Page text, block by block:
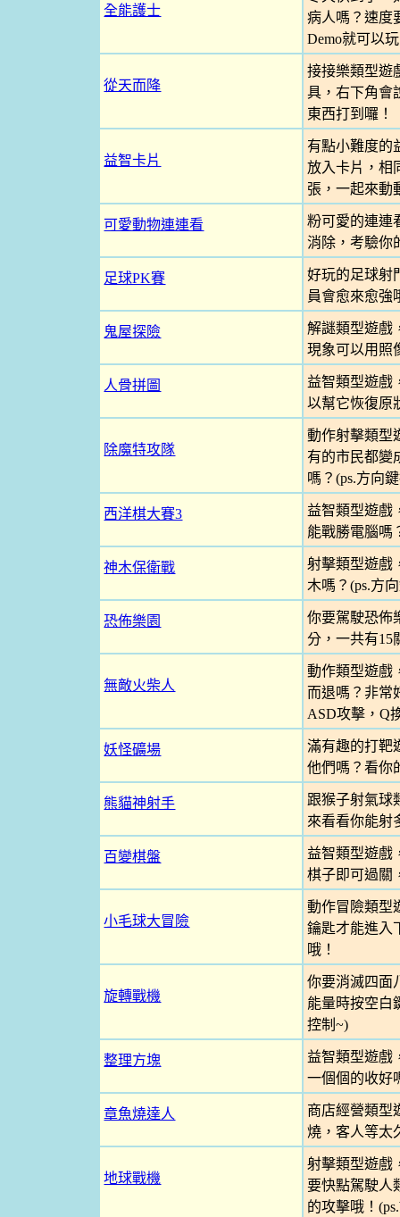
全能護士
病人嗎？速度
Demo就可以
從天而降
接接樂類型遊
具，右下角會
東西打到囉！
益智卡片
有點小難度的
放入卡片，相
張，一起來動
可愛動物連連看
粉可愛的連連
消除，考驗你
足球PK賽
好玩的足球射
員會愈來愈強
鬼屋探險
解謎類型遊戲
現象可以用照
人骨拼圖
益智類型遊戲
以幫它恢復原
除魔特攻隊
動作射擊類型
有的市民都變
嗎？(ps.方向
西洋棋大賽3
益智類型遊戲
能戰勝電腦嗎
神木保衛戰
射擊類型遊戲
木嗎？(ps.方
恐佈樂園
你要駕駛恐佈
分，一共有15
無敵火柴人
動作類型遊戲
而退嗎？非常
ASD攻擊，Q
妖怪礦場
滿有趣的打靶
他們嗎？看你
熊貓神射手
跟猴子射氣球
來看看你能射
百變棋盤
益智類型遊戲
棋子即可過關
小毛球大冒險
動作冒險類型
鑰匙才能進入
哦！
旋轉戰機
你要消滅四面
能量時按空白
控制~)
整理方塊
益智類型遊戲
一個個的收好
章魚燒達人
商店經營類型
燒，客人等太
地球戰機
射擊類型遊戲
要快點駕駛人
的攻擊哦！